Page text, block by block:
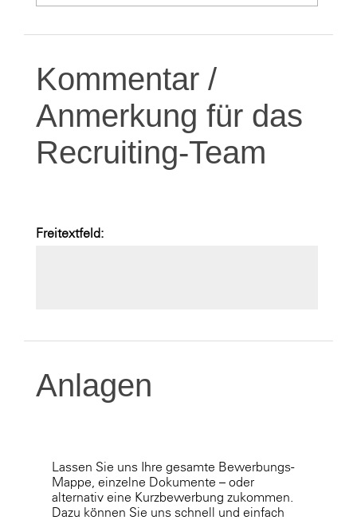
Kommentar /
Anmerkung für das
Recruiting-Team
Freitextfeld:
Anlagen
Lassen Sie uns Ihre gesamte Bewerbungs-
Mappe, einzelne Dokumente – oder
alternativ eine Kurzbewerbung zukommen.
Dazu können Sie uns schnell und einfach